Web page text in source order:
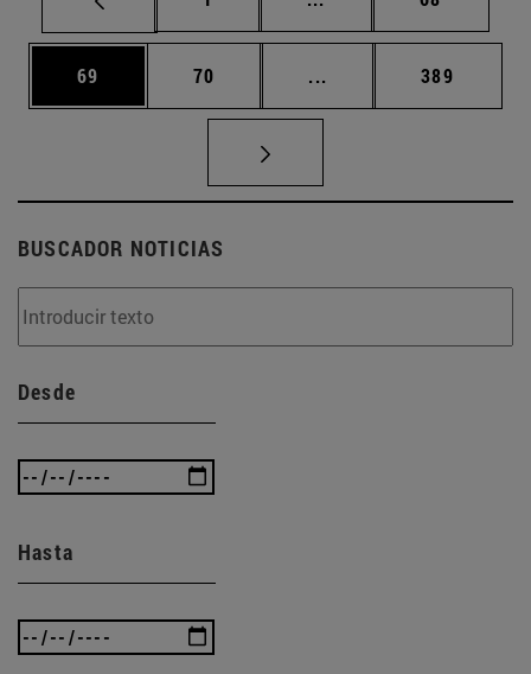
Página
69 Página
70 ... Páginas intermedias
Página
389
BUSCADOR NOTICIAS
Desde
Hasta